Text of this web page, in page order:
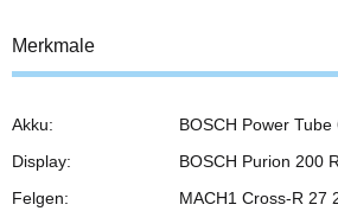
Merkmale
Akku:
BOSCH Power
Display:
BOSCH Purion 200
Felgen:
MACH1 Cross-R 27